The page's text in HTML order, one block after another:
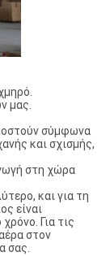
μας.
σύμφωνα
και σχισμής,
στη χώρα
και για τη
είναι
Για τις
στον
σας.